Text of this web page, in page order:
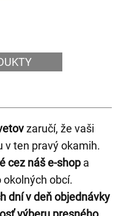
zaručí, že vaši
v ten pravý okamih.
cez náš e-shop a
okolných obcí.
dní v deň objednávky